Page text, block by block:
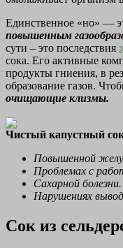
Единственное «но» —
повышенным
сути – это последствия
сока. Его активные
продукты гниения, в
образование газов.
очищающие клизмы.
Чистый капустный
Повышенной
Проблемах с
Сахарной болезни.
Нарушениях
Сок из